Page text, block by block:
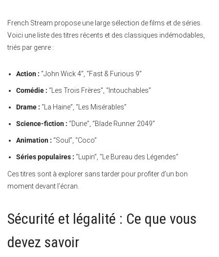
French Stream propose une large sélection de films et de séries.
Voici une liste des titres récents et des classiques indémodables,
triés par genre :
Action : “John Wick 4”, “Fast & Furious 9”
Comédie : “Les Trois Frères”, “Intouchables”
Drame : “La Haine”, “Les Misérables”
Science-fiction : “Dune”, “Blade Runner 2049”
Animation : “Soul”, “Coco”
Séries populaires : “Lupin”, “Le Bureau des Légendes”
Ces titres sont à explorer sans tarder pour profiter d’un bon
moment devant l’écran.
Sécurité et légalité : Ce que vous
devez savoir